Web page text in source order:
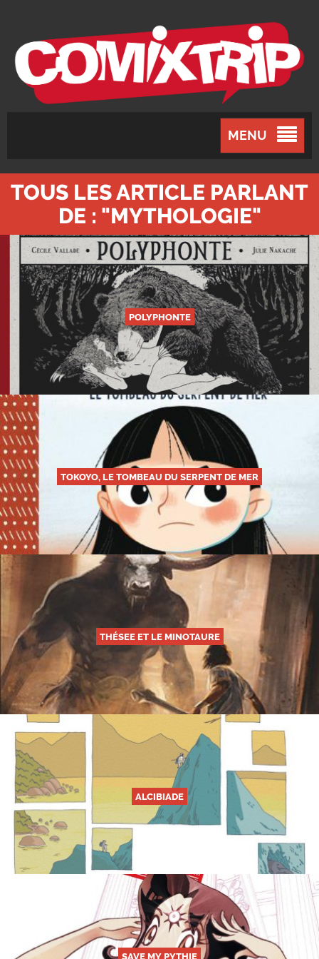
MENU
TOUS LES ARTICLE PARLANT
DE : "MYTHOLOGIE"
POLYPHONTE
TOKOYO, LE TOMBEAU DU SERPENT DE MER
THÉSEE ET LE MINOTAURE
ALCIBIADE
SAVE MY PYTHIE